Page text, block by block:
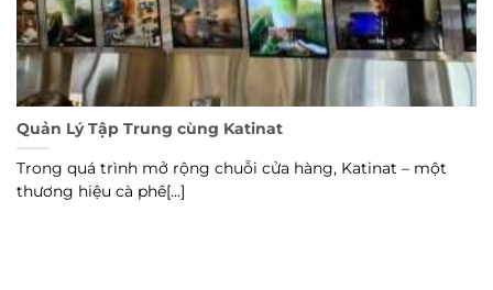
Quản Lý Tập Trung cùng Katinat
Trong quá trình mở rộng chuỗi cửa hàng, Katinat – một
thương hiệu cà phê[...]